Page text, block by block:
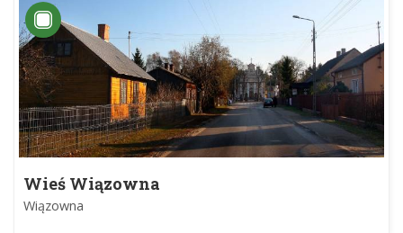
Wieś Wiązowna
Wiązowna